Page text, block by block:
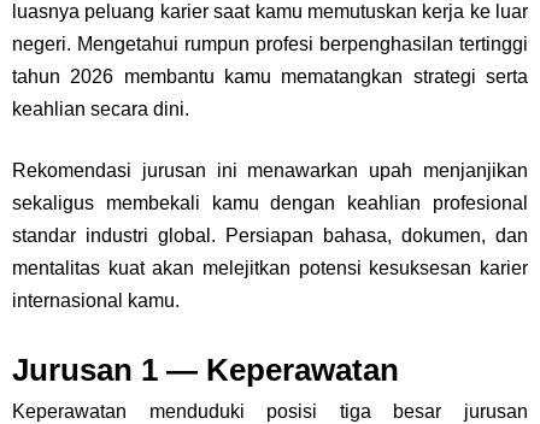
luasnya peluang karier saat kamu memutuskan kerja ke luar
negeri. Mengetahui rumpun profesi berpenghasilan tertinggi
tahun 2026 membantu kamu mematangkan strategi serta
keahlian secara dini.
Rekomendasi jurusan ini menawarkan upah menjanjikan
sekaligus membekali kamu dengan keahlian profesional
standar industri global. Persiapan bahasa, dokumen, dan
mentalitas kuat akan melejitkan potensi kesuksesan karier
internasional kamu.
Jurusan 1 — Keperawatan
Keperawatan menduduki posisi tiga besar jurusan